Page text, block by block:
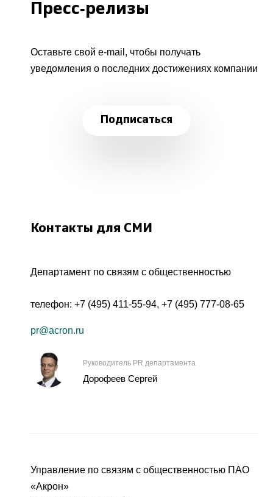
Пресс-релизы
Оставьте свой e-mail, чтобы получать
уведомления о последних достижениях компании
Подписаться
Контакты для СМИ
Департамент по связям с общественностью
телефон: +7 (495) 411-55-94, +7 (495) 777-08-65
pr@acron.ru
Руководитель PR департамента
Дорофеев Сергей
Управление по связям с общественностью ПАО
«Акрон»